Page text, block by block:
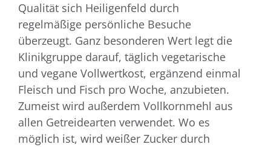
Qualität sich Heiligenfeld durch
regelmäßige persönliche Besuche
überzeugt. Ganz besonderen Wert legt die
Klinikgruppe darauf, täglich vegetarische
und vegane Vollwertkost, ergänzend einmal
Fleisch und Fisch pro Woche, anzubieten.
Zumeist wird außerdem Vollkornmehl aus
allen Getreidearten verwendet. Wo es
möglich ist, wird weißer Zucker durch